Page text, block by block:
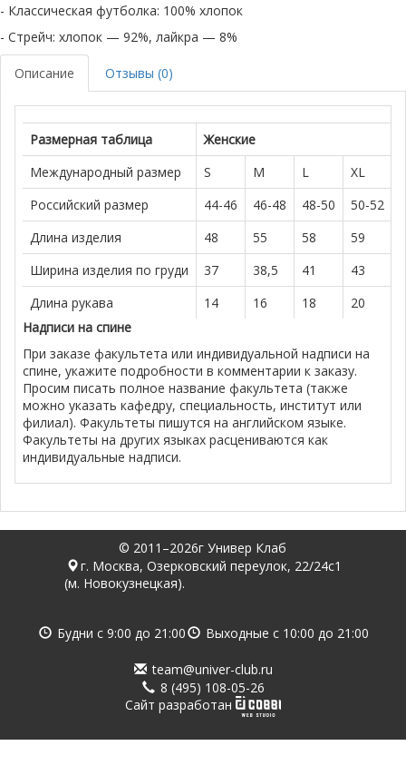
- Классическая футболка: 100% хлопок
- Стрейч: хлопок — 92%, лайкра — 8%
Описание Отзывы (0)
Размерная таблица Женские
Международный размер
S M L XL
Российский размер
44-46 46-48 48-50 50-52
Длина изделия
48 55 58 59
Ширина изделия по груди
37 38,5 41 43
Длина рукава
14 16 18 20
Надписи на спине
При заказе факультета или индивидуальной надписи на
спине, укажите подробности в комментарии к заказу.
Просим писать полное название факультета (также
можно указать кафедру, специальность, институт или
филиал). Факультеты пишутся на английском языке.
Факультеты на других языках расцениваются как
индивидуальные надписи.
© 2011–2026г Универ Клаб
г. Москва, Озерковский переулок, 22/24с1
(м. Новокузнецкая).
Будни с 9:00 до 21:00 Выходные с 10:00 до 21:00
team@univer-club.ru
8 (495) 108-05-26
Cайт разработан